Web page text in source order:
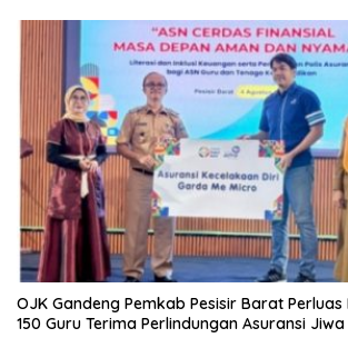
OJK Gandeng Pemkab Pesisir Barat Perluas
150 Guru Terima Perlindungan Asuransi Jiwa